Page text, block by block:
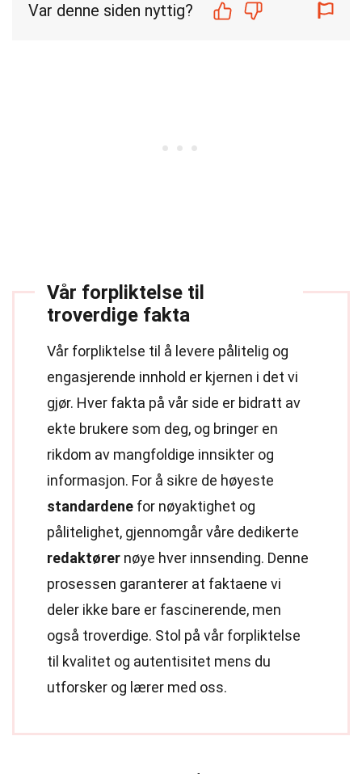
Var denne siden nyttig?
Vår forpliktelse til
troverdige fakta
Vår forpliktelse til å levere pålitelig og
engasjerende innhold er kjernen i det vi
gjør. Hver fakta på vår side er bidratt av
ekte brukere som deg, og bringer en
rikdom av mangfoldige innsikter og
informasjon. For å sikre de høyeste
standardene for nøyaktighet og
pålitelighet, gjennomgår våre dedikerte
redaktører nøye hver innsending. Denne
prosessen garanterer at faktaene vi
deler ikke bare er fascinerende, men
også troverdige. Stol på vår forpliktelse
til kvalitet og autentisitet mens du
utforsker og lærer med oss.